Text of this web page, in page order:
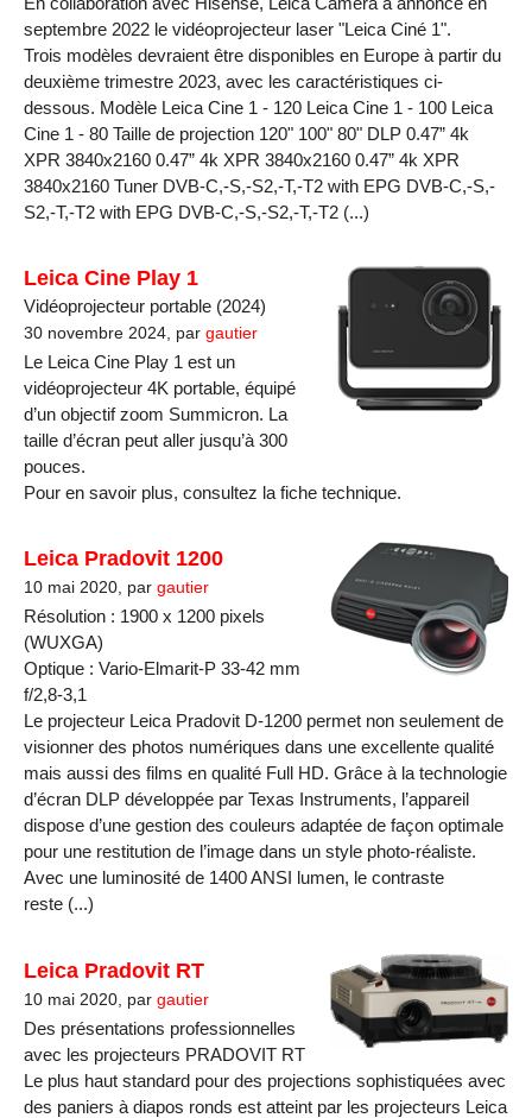
septembre 2022 le vidéoprojecteur laser "Leica Ciné 1".
Trois modèles devraient être disponibles en Europe à partir du
deuxième trimestre 2023, avec les caractéristiques ci-
dessous. Modèle Leica Cine 1 - 120 Leica Cine 1 - 100 Leica
Cine 1 - 80 Taille de projection 120" 100" 80" DLP 0.47” 4k
XPR 3840x2160 0.47” 4k XPR 3840x2160 0.47” 4k XPR
3840x2160 Tuner DVB-C,-S,-S2,-T,-T2 with EPG DVB-C,-S,-
S2,-T,-T2 with EPG DVB-C,-S,-S2,-T,-T2 (...)
Leica Cine Play 1
Vidéoprojecteur portable (2024)
30 novembre 2024, par gautier
Le Leica Cine Play 1 est un
vidéoprojecteur 4K portable, équipé
d’un objectif zoom Summicron. La
taille d’écran peut aller jusqu’à 300
pouces.
Pour en savoir plus, consultez la fiche technique.
Leica Pradovit 1200
10 mai 2020, par gautier
Résolution : 1900 x 1200 pixels
(WUXGA)
Optique : Vario-Elmarit-P 33-42 mm
f/2,8-3,1
Le projecteur Leica Pradovit D-1200 permet non seulement de
visionner des photos numériques dans une excellente qualité
mais aussi des films en qualité Full HD. Grâce à la technologie
d’écran DLP développée par Texas Instruments, l’appareil
dispose d’une gestion des couleurs adaptée de façon optimale
pour une restitution de l’image dans un style photo-réaliste.
Avec une luminosité de 1400 ANSI lumen, le contraste
reste (...)
Leica Pradovit RT
10 mai 2020, par gautier
Des présentations professionnelles
avec les projecteurs PRADOVIT RT
Le plus haut standard pour des projections sophistiquées avec
des paniers à diapos ronds est atteint par les projecteurs Leica